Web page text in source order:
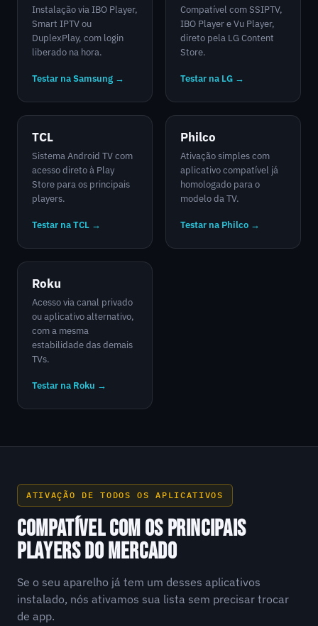
Instalação via IBO Player,
Smart IPTV ou
DuplexPlay, com login
liberado na hora.
Testar na Samsung →
Compatível com SSIPTV,
IBO Player e Vu Player,
direto pela LG Content
Store.
Testar na LG →
TCL
Sistema Android TV com
acesso direto à Play
Store para os principais
players.
Testar na TCL →
Philco
Ativação simples com
aplicativo compatível já
homologado para o
modelo da TV.
Testar na Philco →
Roku
Acesso via canal privado
ou aplicativo alternativo,
com a mesma
estabilidade das demais
TVs.
Testar na Roku →
ATIVAÇÃO DE TODOS OS APLICATIVOS
COMPATÍVEL COM OS PRINCIPAIS
PLAYERS DO MERCADO
Se o seu aparelho já tem um desses aplicativos
instalado, nós ativamos sua lista sem precisar trocar
de app.